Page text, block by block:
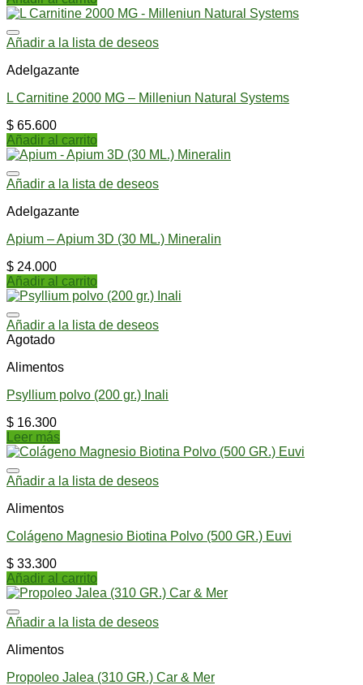
Añadir a la lista de deseos
Adelgazante
L Carnitine 2000 MG – Milleniun Natural Systems
$ 65.600
Añadir al carrito
Añadir a la lista de deseos
Adelgazante
Apium – Apium 3D (30 ML.) Mineralin
$ 24.000
Añadir al carrito
Añadir a la lista de deseos
Agotado
Alimentos
Psyllium polvo (200 gr.) Inali
$ 16.300
Leer más
Añadir a la lista de deseos
Alimentos
Colágeno Magnesio Biotina Polvo (500 GR.) Euvi
$ 33.300
Añadir al carrito
Añadir a la lista de deseos
Alimentos
Propoleo Jalea (310 GR.) Car & Mer